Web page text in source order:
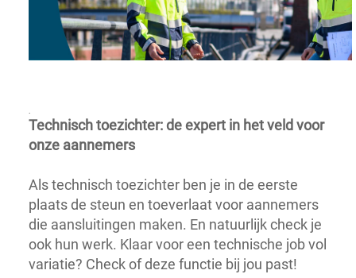
.
Technisch toezichter: de expert in het veld voor
onze aannemers
Als technisch toezichter ben je in de eerste
plaats de steun en toeverlaat voor aannemers
die aansluitingen maken. En natuurlijk check je
ook hun werk. Klaar voor een technische job vol
variatie? Check of deze functie bij jou past!